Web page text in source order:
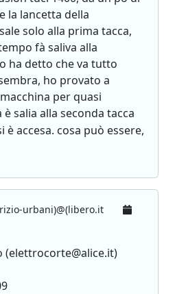
la lancetta della
solo alla prima tacca,
fà saliva alla
ha detto che va tutto
ho provato a
per quasi
salia alla seconda tacca
è accesa. cosa può essere,
urbani)@(libero.it
(elettrocorte@alice.it)